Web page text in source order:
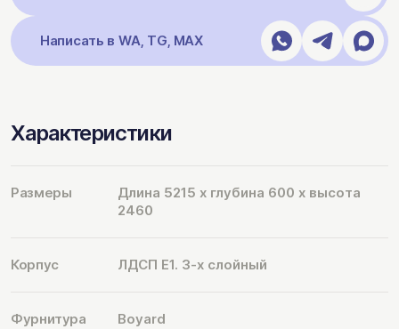
Написать в WA, TG, MAX
Характеристики
Размеры
Длина 5215 х глубина 600 х высота
2460
Корпус ЛДСП Е1. 3-х слойный
Фурнитура Boyard